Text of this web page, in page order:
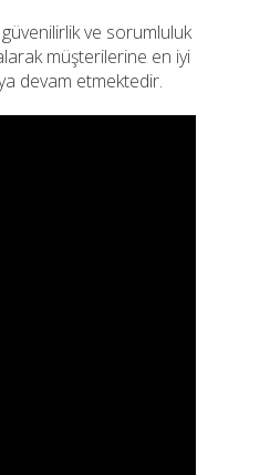
ve sorumluluk
müşterilerine en iyi
devam etmektedir.